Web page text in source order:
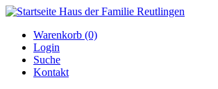
Warenkorb (0)
Login
Suche
Kontakt